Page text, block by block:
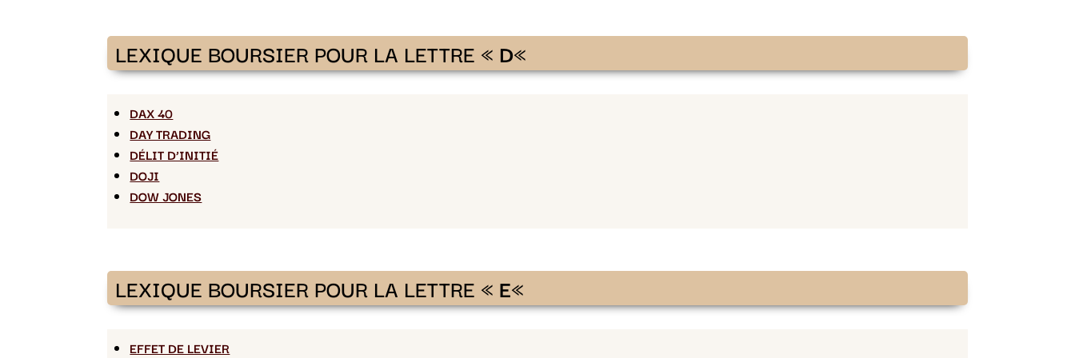
LEXIQUE BOURSIER POUR LA LETTRE « D«
DAX 40
DAY TRADING
DÉLIT D’INITIÉ
DOJI
DOW JONES
LEXIQUE BOURSIER POUR LA LETTRE « E«
EFFET DE LEVIER